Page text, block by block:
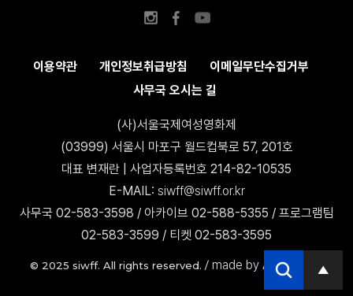
이용약관 개인정보취급방침
이메일무단수집거부
사무국 오시는 길
(사)서울국제여성영화제
(03999) 서울시 마포구 월드컵북로 57, 201호
대표 변재란 | 사업자등록번호 214-82-10535
E-MAIL: siwff@siwff.or.kr
사무국 02-583-3598 / 아카이브 02-588-5355 / 프로그램팀
02-583-3599 / 티켓 02-583-3595
© 2025 siwff. All rights reserved. / made by AccessICT